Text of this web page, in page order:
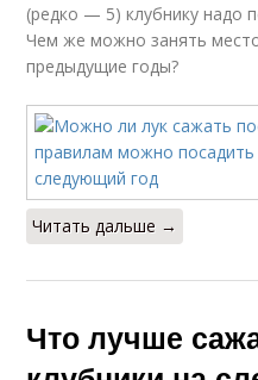
(редко — 5) клубнику надо
Чем же можно занять
предыдущие годы?
Читать дальше →
Что лучше